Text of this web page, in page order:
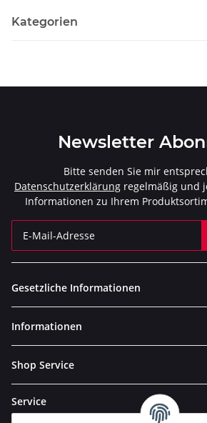
Kategorien
Newsletter
Bitte senden Sie mir
Datenschutzerklärung regelmäßig und
Informationen zu Ihrem
Gesetzliche Informationen
Informationen
Shop Service
Service